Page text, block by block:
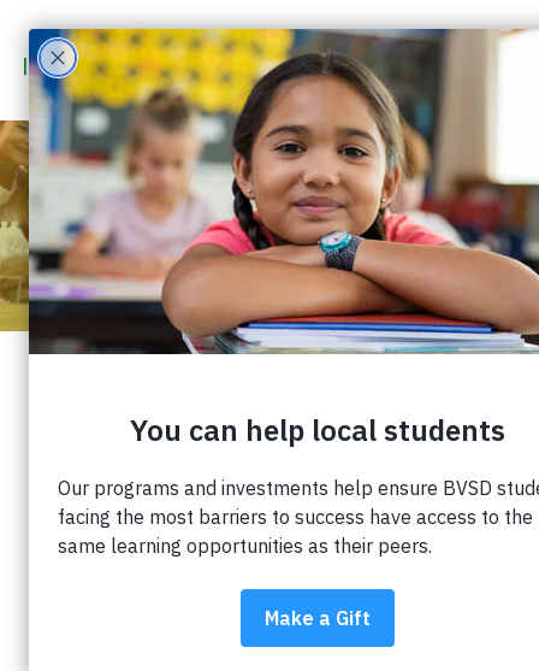
NOTICIAS